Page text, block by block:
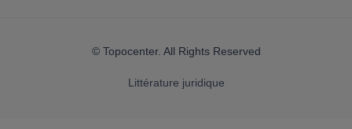
© Topocenter. All Rights Reserved
Littérature juridique